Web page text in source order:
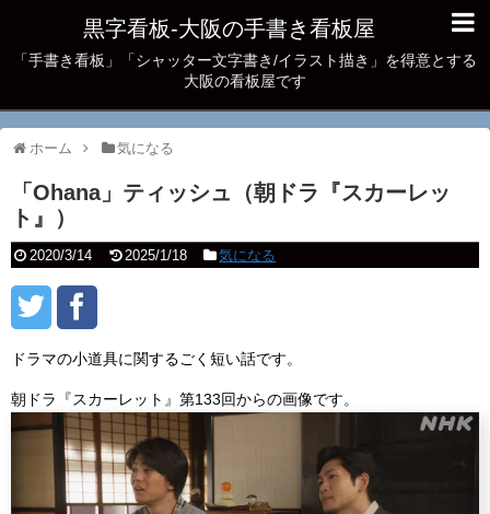
黒字看板‐大阪の手書き看板屋
「手書き看板」「シャッター文字書き/イラスト描き」を得意とする
大阪の看板屋です
ホーム 気になる
「Ohana」ティッシュ（朝ドラ『スカーレッ
ト』）
2020/3/14 2025/1/18 気になる
ドラマの小道具に関するごく短い話です。
朝ドラ『スカーレット』第133回からの画像です。